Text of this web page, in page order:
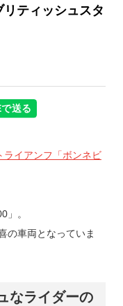
ティッシュスタ
ライアンフ「ボンネビ
」。
の車両となっていま
なライダーの